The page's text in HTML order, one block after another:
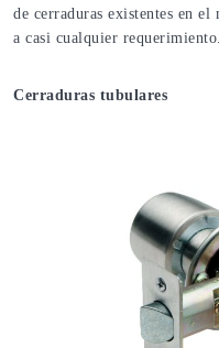
de cerraduras existentes en el
a casi cualquier requerimiento.
Cerraduras tubulares